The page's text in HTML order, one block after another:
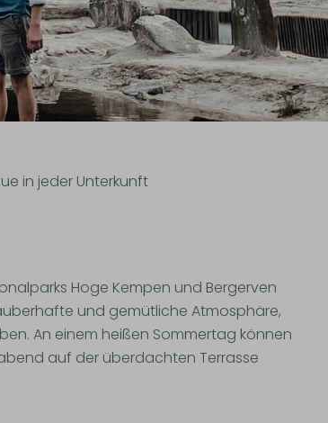
in jeder Unterkunft
Hoge Kempen und Bergerven
und gemütliche Atmosphäre,
An einem heißen Sommertag können
auf der überdachten Terrasse